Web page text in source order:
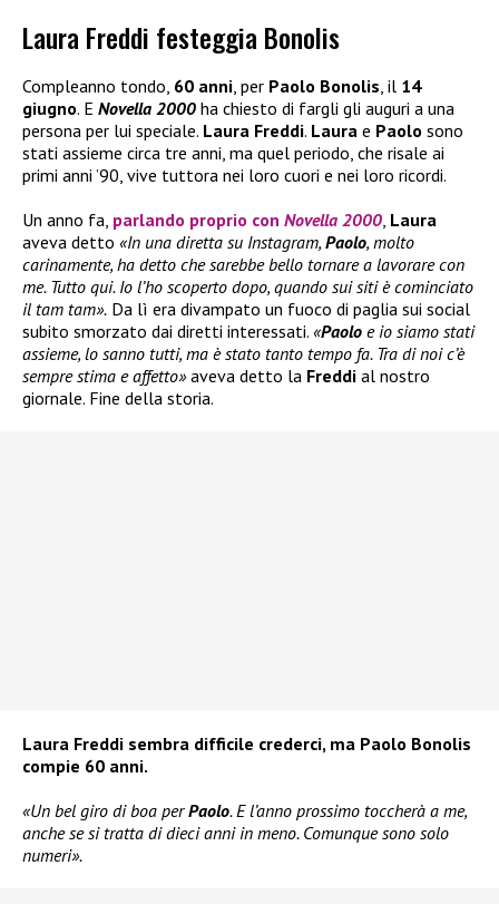
Laura Freddi festeggia Bonolis
Compleanno tondo, 60 anni, per Paolo Bonolis, il 14
giugno. E Novella 2000 ha chiesto di fargli gli auguri a una
persona per lui speciale. Laura Freddi. Laura e Paolo sono
stati assieme circa tre anni, ma quel periodo, che risale ai
primi anni ’90, vive tuttora nei loro cuori e nei loro ricordi.
Un anno fa, parlando proprio con Novella 2000, Laura
aveva detto «In una diretta su Instagram, Paolo, molto
carinamente, ha detto che sarebbe bello tornare a lavorare con
me. Tutto qui. Io l’ho scoperto dopo, quando sui siti è cominciato
il tam tam». Da lì era divampato un fuoco di paglia sui social
subito smorzato dai diretti interessati. «Paolo e io siamo stati
assieme, lo sanno tutti, ma è stato tanto tempo fa. Tra di noi c’è
sempre stima e affetto» aveva detto la Freddi al nostro
giornale. Fine della storia.
Laura Freddi sembra difficile crederci, ma Paolo Bonolis
compie 60 anni.
«Un bel giro di boa perPaolo. E l’anno prossimo toccherà a me,
anche se si tratta di dieci anni in meno. Comunque sono solo
numeri».